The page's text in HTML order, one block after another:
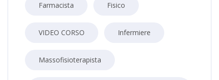
Farmacista Fisico
VIDEO CORSO Infermiere
Massofisioterapista